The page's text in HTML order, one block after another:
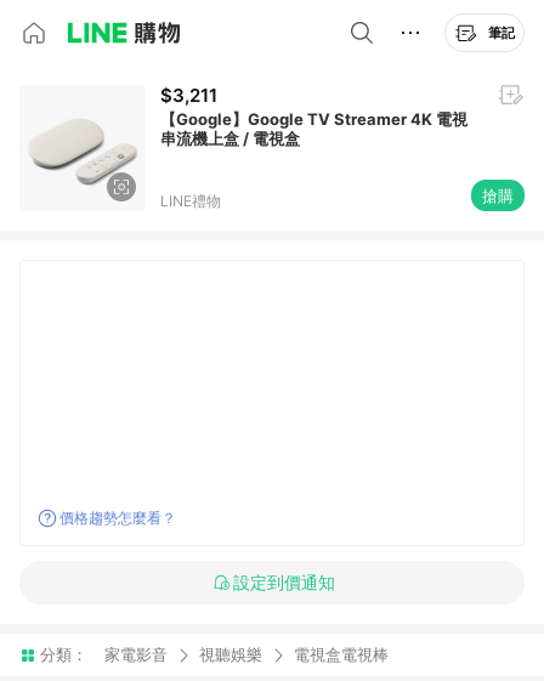
筆記
$3,211
【Google】Google TV Streamer 4K 電視
串流機上盒 / 電視盒
LINE禮物 搶購
價格趨勢怎麼看？
設定到價通知
分類： 家電影音 視聽娛樂 電視盒電視棒